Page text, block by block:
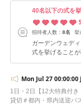
40名以下の式を
招待者人数： 8名 挙
ガーデンウェデ
式を挙げること
したが、挙式、
つかう必要も無
ました。 スタッ
に親切で安心し
Mon Jul 27 00:00:00
1日・2日【12大特典付き
貸切＃都内・県内送迎バ